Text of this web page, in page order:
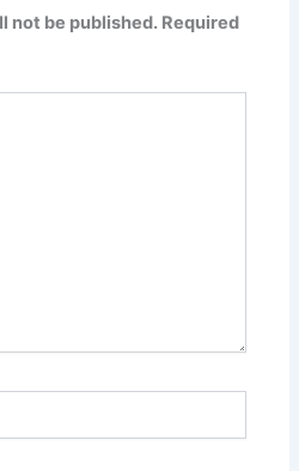
not be published. Required